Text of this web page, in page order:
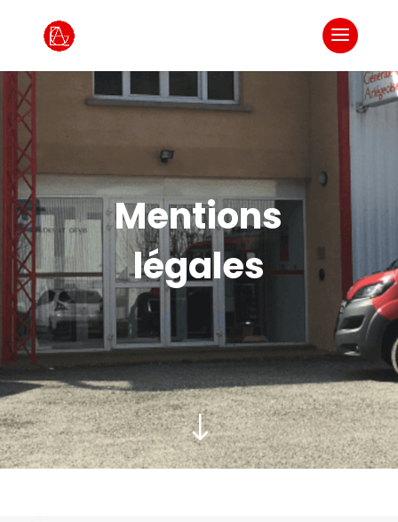
Mentions
légales
"